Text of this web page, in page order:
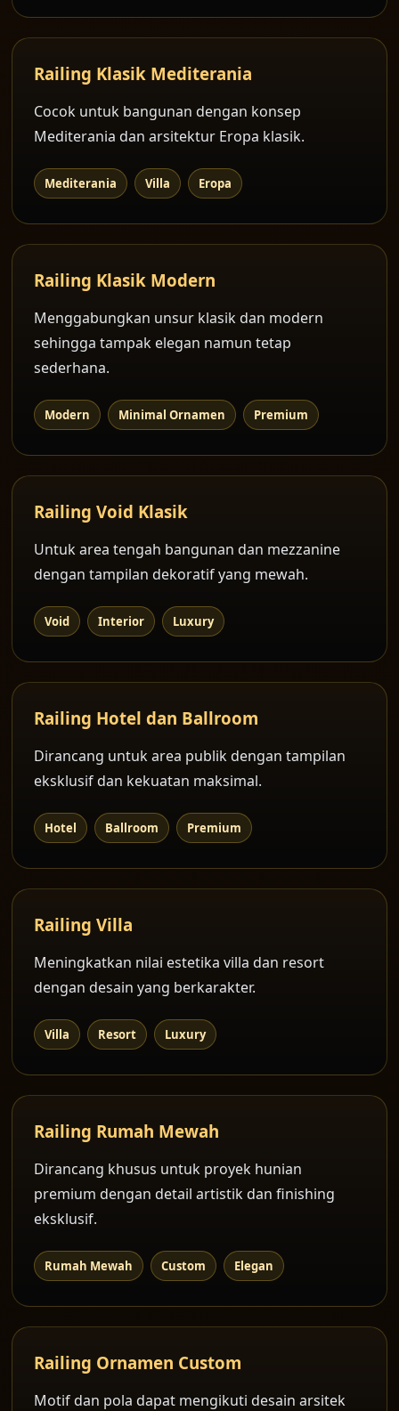
Railing Klasik Mediterania
Cocok untuk bangunan dengan konsep
Mediterania dan arsitektur Eropa klasik.
Mediterania Villa Eropa
Railing Klasik Modern
Menggabungkan unsur klasik dan modern
sehingga tampak elegan namun tetap
sederhana.
Modern Minimal Ornamen Premium
Railing Void Klasik
Untuk area tengah bangunan dan mezzanine
dengan tampilan dekoratif yang mewah.
Void Interior Luxury
Railing Hotel dan Ballroom
Dirancang untuk area publik dengan tampilan
eksklusif dan kekuatan maksimal.
Hotel Ballroom Premium
Railing Villa
Meningkatkan nilai estetika villa dan resort
dengan desain yang berkarakter.
Villa Resort Luxury
Railing Rumah Mewah
Dirancang khusus untuk proyek hunian
premium dengan detail artistik dan finishing
eksklusif.
Rumah Mewah Custom Elegan
Railing Ornamen Custom
Motif dan pola dapat mengikuti desain arsitek